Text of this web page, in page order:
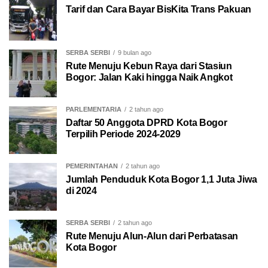
Tarif dan Cara Bayar BisKita Trans Pakuan
SERBA SERBI 9 bulan ago
Rute Menuju Kebun Raya dari Stasiun
Bogor: Jalan Kaki hingga Naik Angkot
PARLEMENTARIA 2 tahun ago
Daftar 50 Anggota DPRD Kota Bogor
Terpilih Periode 2024-2029
PEMERINTAHAN 2 tahun ago
Jumlah Penduduk Kota Bogor 1,1 Juta Jiwa
di 2024
SERBA SERBI 2 tahun ago
Rute Menuju Alun-Alun dari Perbatasan
Kota Bogor